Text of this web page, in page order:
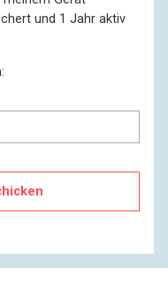
und 1 Jahr aktiv